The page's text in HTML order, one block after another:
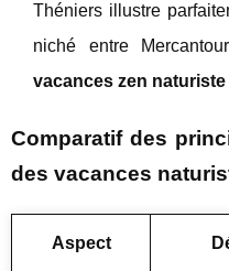
Théniers illustre
niché entre
vacances zen
Comparatif des
des vacances
Aspect